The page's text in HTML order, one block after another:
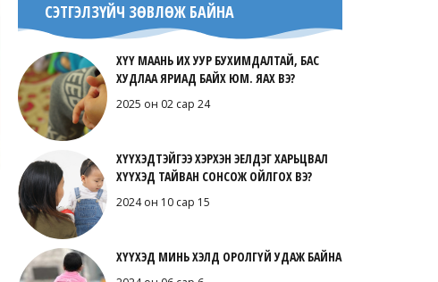
СЭТГЭЛЗҮЙЧ ЗӨВЛӨЖ БАЙНА
ХҮҮ МААНЬ ИХ УУР БУХИМДАЛТАЙ, БАС
ХУДЛАА ЯРИАД БАЙХ ЮМ. ЯАХ ВЭ?
2025 он 02 сар 24
ХҮҮХЭДТЭЙГЭЭ ХЭРХЭН ЭЕЛДЭГ ХАРЬЦВАЛ
ХҮҮХЭД ТАЙВАН СОНСОЖ ОЙЛГОХ ВЭ?
2024 он 10 сар 15
ХҮҮХЭД МИНЬ ХЭЛД ОРОЛГҮЙ УДАЖ БАЙНА